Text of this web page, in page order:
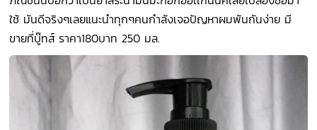
ใช้ มันดีจริงๆเลยแนะนำทุกๆคนกำลังเจอปัญหาผมพันกันง่าย มี
ขายที่บู๊ทส์ ราคา180บาท 250 มล.